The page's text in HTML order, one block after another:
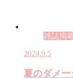
雑誌掲
2024.9.5
夏のダメ